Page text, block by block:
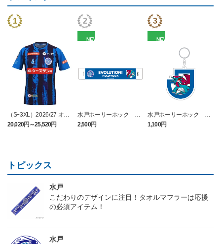
（Sｰ3XL）2026/27 オー
センティックユニフォー
ム FP 1st
20,020円～25,520円
NEW
水戸ホーリーホック ボ
ーマンダ タオルマフラー
2,500円
NEW
水戸ホーリーホック ボ
ーマンダ キーホルダー
1,100円
トピックス
水戸
こだわりのデザインに注目！タオルマフラーは応援
の必須アイテム！
水戸